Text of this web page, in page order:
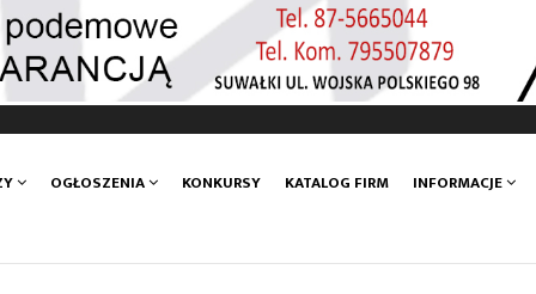
OGŁOSZENIA KONKURSY KATALOG FIRM INFORMACJE